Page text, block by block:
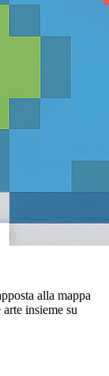
alla mappa
insieme su